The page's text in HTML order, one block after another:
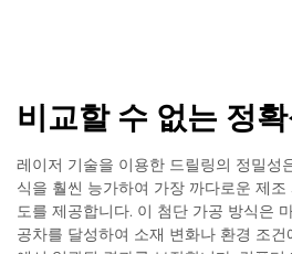
비교할 수 없는 정
레이저 기술을 이용한 드릴링의 정밀성
식을 훨씬 능가하여 가장 까다로운 제
도를 제공합니다. 이 첨단 가공 방식은
공차를 달성하여 소재 변화나 환경 조